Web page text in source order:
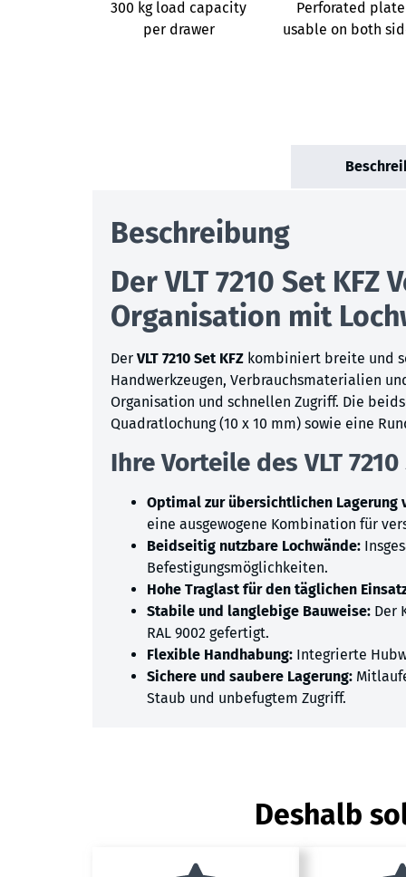
300 kg load capacity
per drawer
Perforated plate
usable on both
Beschreibung
Der VLT 7210 Set
Organisation mit
Der VLT 7210 Set KFZ kombiniert breite und
Handwerkzeugen, Verbrauchsmaterialien
Organisation und schnellen Zugriff. Die
Quadratlochung (10 x 10 mm) sowie eine
Ihre Vorteile des VLT
Optimal zur übersichtlichen Lagerung
eine ausgewogene Kombination für
Beidseitig nutzbare Lochwände:
Befestigungsmöglichkeiten.
Hohe Traglast für den täglichen
Stabile und langlebige Bauweise: Der
RAL 9002 gefertigt.
Flexible Handhabung: Integrierte
Sichere und saubere Lagerung:
Staub und unbefugtem Zugriff.
Deshalb